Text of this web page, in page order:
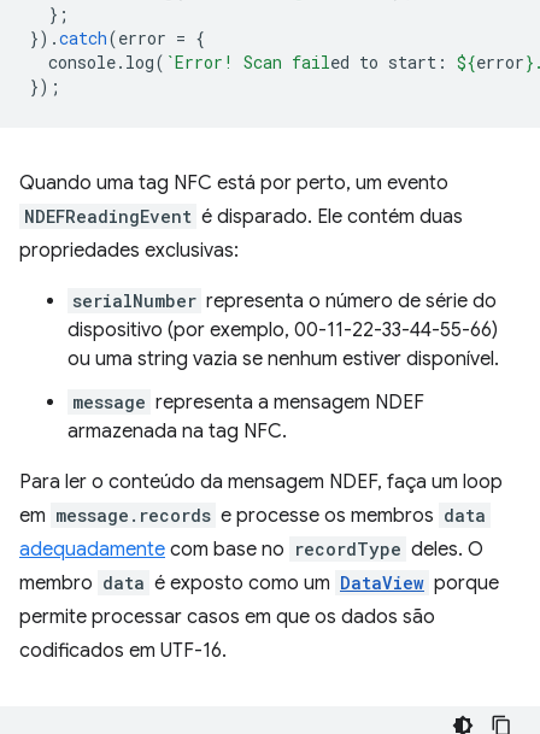
};
}).catch(error = {
console. log( `Error! Scan failed to start: ${error}
});
Quando uma tag NFC está por perto, um evento
NDEFReadingEvent é disparado. Ele contém duas
propriedades exclusivas:
serialNumber representa o número de série do
dispositivo (por exemplo, 00-11-22-33-44-55-66)
ou uma string vazia se nenhum estiver disponível.
message representa a mensagem NDEF
armazenada na tag NFC.
Para ler o conteúdo da mensagem NDEF, faça um loop
em message.records e processe os membros data
adequadamente com base no recordType deles. O
membro data é exposto como um DataView porque
permite processar casos em que os dados são
codificados em UTF-16.